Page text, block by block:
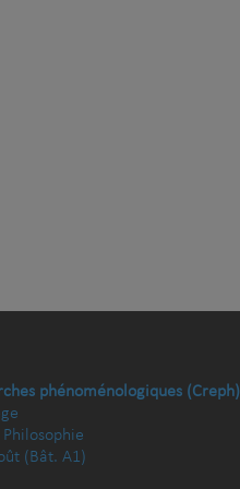
phénoménologiques (Creph)
(Bât. A1)